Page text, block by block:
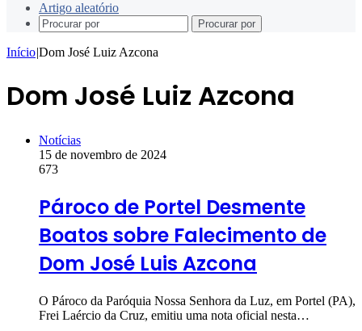
Artigo aleatório
Procurar por
Início|Dom José Luiz Azcona
Dom José Luiz Azcona
Notícias
15 de novembro de 2024
673
Pároco de Portel Desmente
Boatos sobre Falecimento de
Dom José Luis Azcona
O Pároco da Paróquia Nossa Senhora da Luz, em Portel (PA),
Frei Laércio da Cruz, emitiu uma nota oficial nesta…